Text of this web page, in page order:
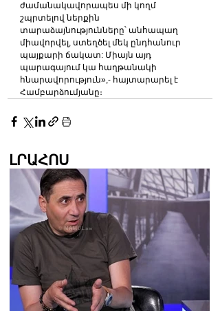
ժամանակավորապես մի կողմ
շպրտելով ներքին
տարաձայնությունները՝ անհապաղ
միավորվել, ստեղծել մեկ ընդհանուր
պայքարի ճակատ: Միայն այդ
պարագայում կա հաղթանակի
հնարավորություն»,- հայտարարել է
Համբարձումյանը։
ԼՐԱՀՈՍ